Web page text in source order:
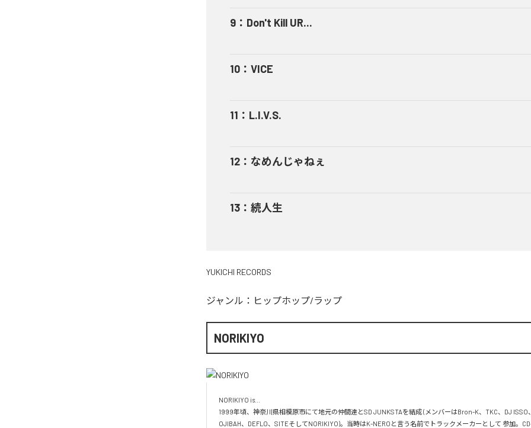
9 ： Don't Kill UR...
10 ： VICE
11 ： L.I.V.S.
12 ： なめんじゃねぇ
13 ： 続人生
YUKICHI RECORDS
ジャンル： ヒップホップ/ラップ
NORIKIYO
NORIKIYO is...
1999年頃、神奈川県相模原市にて地元の仲間達とSD JUNKSTAを結成 (メンバーはBron-K、TKC、DJ ISSO
OJIBAH、DEFLO、SITEそしてNORIKIYO)。当時はK-NEROと言う名前でトラックメーカーとして 参加。